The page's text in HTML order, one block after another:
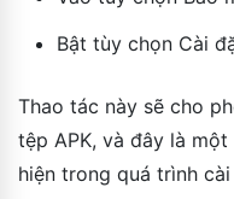
Bật tùy chọn Cài
Thao tác này sẽ cho
tệp APK, và đây là
hiện trong quá trình